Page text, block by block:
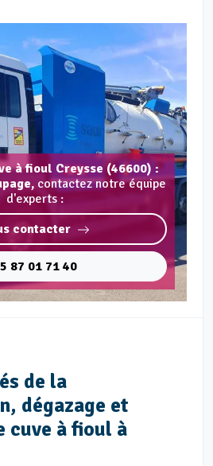
à fioul Creysse (46600) :
contactez notre équipe
d'experts :
contacter
87 01 71 40
de la
dégazage et
cuve à fioul à